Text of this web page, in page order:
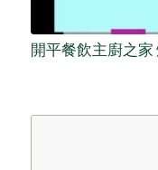
開平餐飲主廚之家